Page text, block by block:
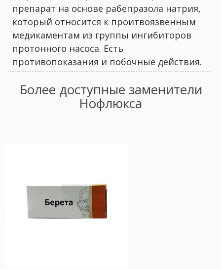
препарат на основе рабепразола натрия,
который относится к проитвоязвенным
медикаментам из группы ингибиторов
протонного насоса. Есть
противопоказания и побочные действия.
Более доступные заменители
Нофлюкса